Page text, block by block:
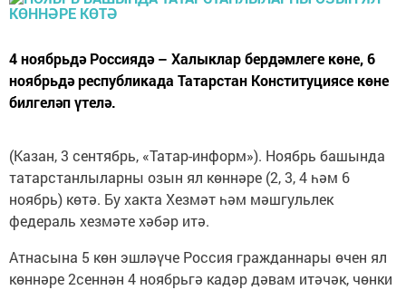
4 ноябрьдә Россиядә – Халыклар бердәмлеге көне, 6
ноябрьдә республикада Татарстан Конституциясе көне
билгеләп үтелә.
(Казан, 3 сентябрь, «Татар-информ»). Ноябрь башында
татарстанлыларны озын ял көннәре (2, 3, 4 һәм 6
ноябрь) көтә. Бу хакта Хезмәт һәм мәшгульлек
федераль хезмәте хәбәр итә.
Атнасына 5 көн эшләүче Россия гражданнары өчен ял
көннәре 2сеннән 4 ноябрьгә кадәр дәвам итәчәк, чөнки